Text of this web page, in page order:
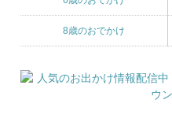
8歳のおでかけ